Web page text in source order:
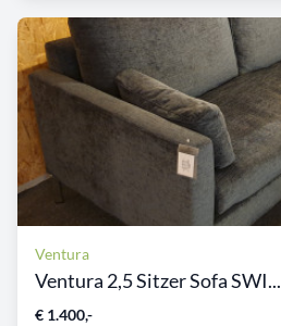
Ventura
Ventura 2,5 Sitzer Sofa SWI...
€ 1.400,-